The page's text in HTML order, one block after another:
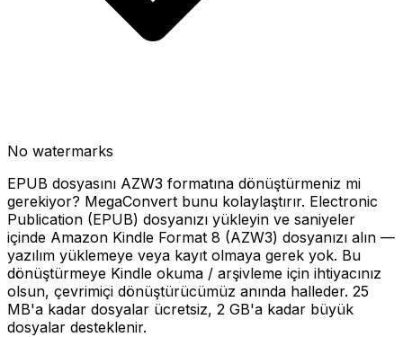
No watermarks
EPUB dosyasını AZW3 formatına dönüştürmeniz mi
gerekiyor? MegaConvert bunu kolaylaştırır. Electronic
Publication (EPUB) dosyanızı yükleyin ve saniyeler
içinde Amazon Kindle Format 8 (AZW3) dosyanızı alın —
yazılım yüklemeye veya kayıt olmaya gerek yok. Bu
dönüştürmeye Kindle okuma / arşivleme için ihtiyacınız
olsun, çevrimiçi dönüştürücümüz anında halleder. 25
MB'a kadar dosyalar ücretsiz, 2 GB'a kadar büyük
dosyalar desteklenir.